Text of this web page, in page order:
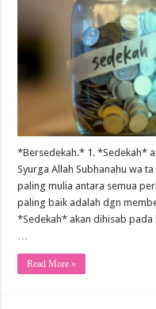
*Bersedekah.* 1. *Sedekah*
Syurga Allah Subhanahu wa
paling mulia antara semua
paling baik adalah dgn
*Sedekah* akan dihisab pada
Read More »